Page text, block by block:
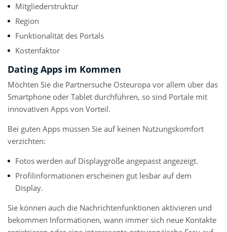
Mitgliederstruktur
Region
Funktionalität des Portals
Kostenfaktor
Dating Apps im Kommen
Möchten Sie die Partnersuche Osteuropa vor allem über das
Smartphone oder Tablet durchführen, so sind Portale mit
innovativen Apps von Vorteil.
Bei guten Apps müssen Sie auf keinen Nutzungskomfort
verzichten:
Fotos werden auf Displaygröße angepasst angezeigt.
Profilinformationen erscheinen gut lesbar auf dem
Display.
Sie können auch die Nachrichtenfunktionen aktivieren und
bekommen Informationen, wann immer sich neue Kontakte